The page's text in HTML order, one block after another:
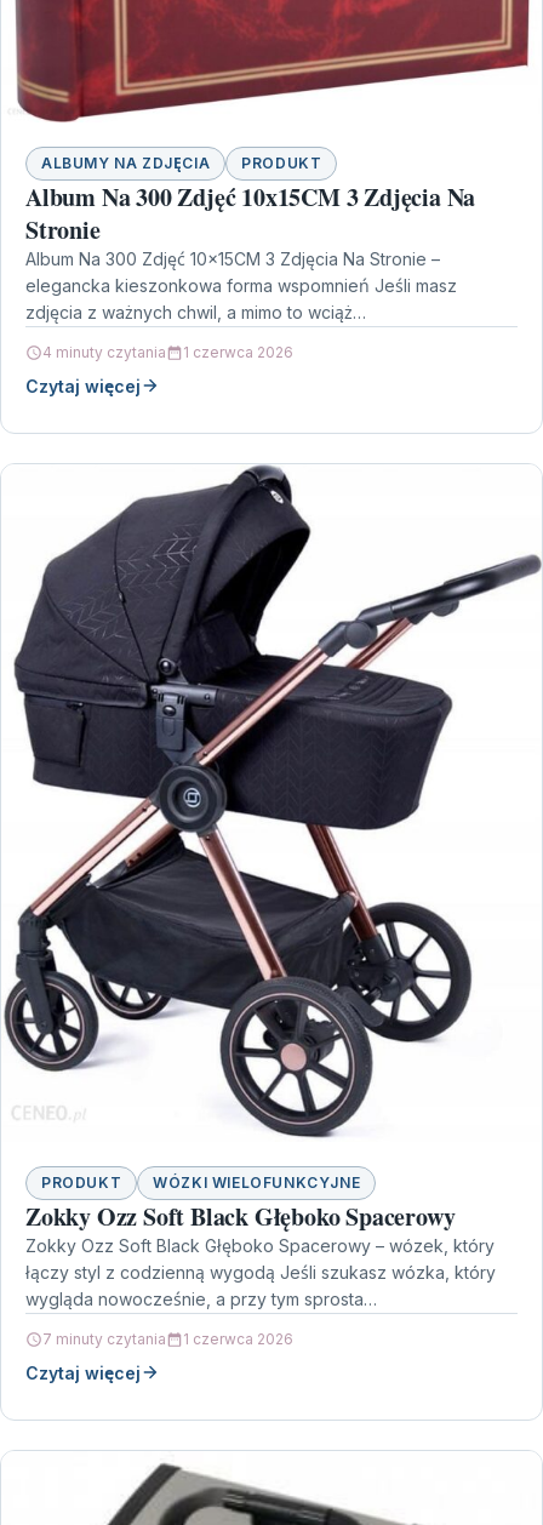
ALBUMY NA ZDJĘCIA PRODUKT
Album Na 300 Zdjęć 10x15CM 3 Zdjęcia Na
Stronie
Album Na 300 Zdjęć 10x15CM 3 Zdjęcia Na Stronie –
elegancka kieszonkowa forma wspomnień Jeśli masz
zdjęcia z ważnych chwil, a mimo to wciąż…
4 minuty czytania 1 czerwca 2026
Czytaj więcej
PRODUKT WÓZKI WIELOFUNKCYJNE
Zokky Ozz Soft Black Głęboko Spacerowy
Zokky Ozz Soft Black Głęboko Spacerowy – wózek, który
łączy styl z codzienną wygodą Jeśli szukasz wózka, który
wygląda nowocześnie, a przy tym sprosta…
7 minuty czytania 1 czerwca 2026
Czytaj więcej